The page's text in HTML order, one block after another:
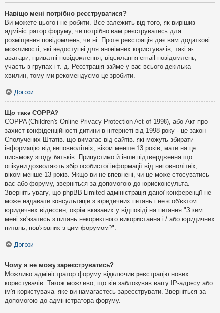
Навіщо мені потрібно реєструватися?
Ви можете цього і не робити. Все залежить від того, як вирішив
адміністратор форуму, чи потрібно вам реєструватись для
розміщення повідомлень, чи ні. Проте реєстрація дає вам додаткові
можливості, які недоступні для анонімних користувачів, такі як
аватари, приватні повідомлення, відсилання email-повідомлень,
участь в групах і т. д. Реєстрація займе у вас всього декілька
хвилин, тому ми рекомендуємо це зробити.
Догори
Що таке COPPA?
COPPA (Children's Online Privacy Protection Act of 1998), або Акт про
захист конфіденційності дитини в інтернеті від 1998 року - це закон
Сполучених Штатів, що вимагає від сайтів, які можуть збирати
інформацію від неповнолітніх, віком менше 13 років, мати на це
письмову згоду батьків. Припустимо й інше підтвердження що
опікуни дозволяють збір особистої інформації від неповнолітніх,
віком менше 13 років. Якщо ви не впевнені, чи це може стосуватись
вас або форуму, зверніться за допомогою до юрисконсульта.
Зверніть увагу, що phpBB Limited адміністрація даної конференції не
може надавати консультацій з юридичних питань і не є об'єктом
юридичних відносин, окрім вказаних у відповіді на питання "З ким
мені зв'язатись з питань некоректного використання і / або юридичних
питань, пов'язаних з цим форумом?".
Догори
Чому я не можу зареєструватись?
Можливо адміністратор форуму відключив реєстрацію нових
користувачів. Також можливо, що він заблокував вашу IP-адресу або
ім'я користувача, яке ви намагаєтесь зареєструвати. Зверніться за
допомогою до адміністратора форуму.